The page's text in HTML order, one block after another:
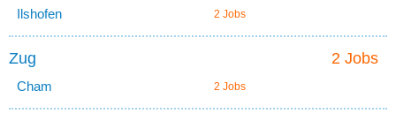
Ilshofen 2 Jobs
2 Jobs
Zug
Cham 2 Jobs